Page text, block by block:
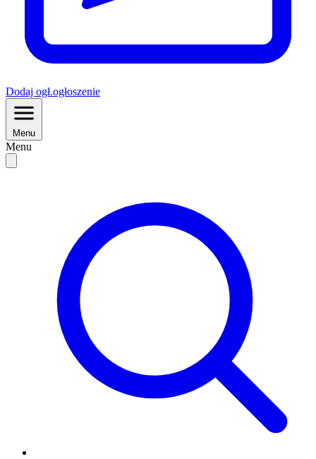
Dodaj ogł.ogłoszenie
Menu
Menu